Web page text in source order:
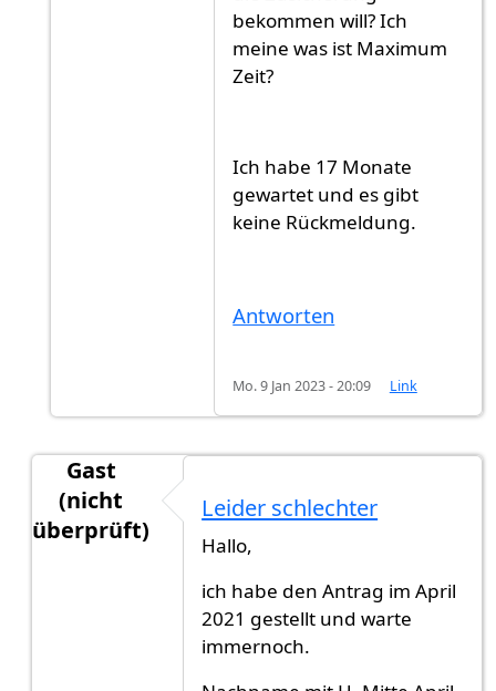
bekommen will? Ich
meine was ist Maximum
Zeit?
Ich habe 17 Monate
gewartet und es gibt
keine Rückmeldung.
Antworten
Mo. 9 Jan 2023 - 20:09 Link
Gast
(nicht
überprüft)
HalloGibt es jemand jetz…
Leider schlechter
Hallo,
ich habe den Antrag im April
2021 gestellt und warte
immernoch.